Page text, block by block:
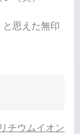
思えた無印
チウムイオン